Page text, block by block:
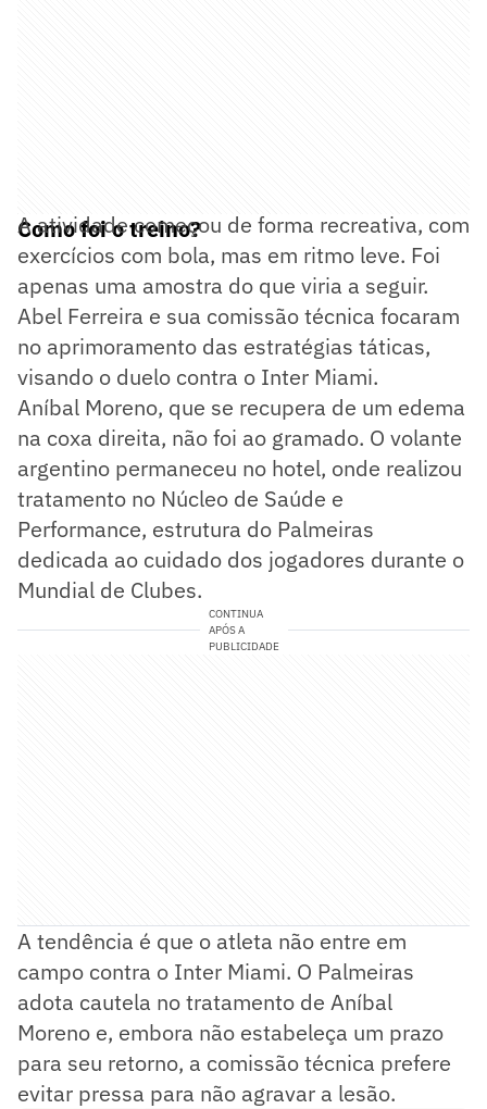
Como foi o treino?
A atividade começou de forma recreativa, com
exercícios com bola, mas em ritmo leve. Foi
apenas uma amostra do que viria a seguir.
Abel Ferreira e sua comissão técnica focaram
no aprimoramento das estratégias táticas,
visando o duelo contra o Inter Miami.
Aníbal Moreno, que se recupera de um edema
na coxa direita, não foi ao gramado. O volante
argentino permaneceu no hotel, onde realizou
tratamento no Núcleo de Saúde e
Performance, estrutura do Palmeiras
dedicada ao cuidado dos jogadores durante o
Mundial de Clubes.
CONTINUA
APÓS A
PUBLICIDADE
A tendência é que o atleta não entre em
campo contra o Inter Miami. O Palmeiras
adota cautela no tratamento de Aníbal
Moreno e, embora não estabeleça um prazo
para seu retorno, a comissão técnica prefere
evitar pressa para não agravar a lesão.